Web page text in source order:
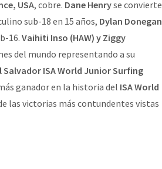
USA, cobre. Dane Henryse convierte
sub-18 en 15 años, Dylan Donegan
16. Vaihiti Inso (HAW) y Ziggy
del mundo representando a su
Salvador ISA World Junior Surfing
ganador en la historia del ISA World
las victorias más contundentes vistas